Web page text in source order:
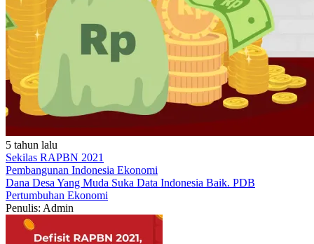
5 tahun lalu
Sekilas RAPBN 2021
Pembangunan Indonesia Ekonomi
Dana Desa Yang Muda Suka Data Indonesia Baik. PDB
Pertumbuhan Ekonomi
Penulis: Admin